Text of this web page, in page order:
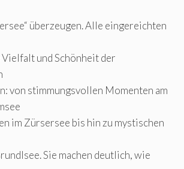
überzeugen. Alle eingereichten
Vielfalt und Schönheit der
von stimmungsvollen Momenten am
im Zürsersee bis hin zu mystischen
Sie machen deutlich, wie